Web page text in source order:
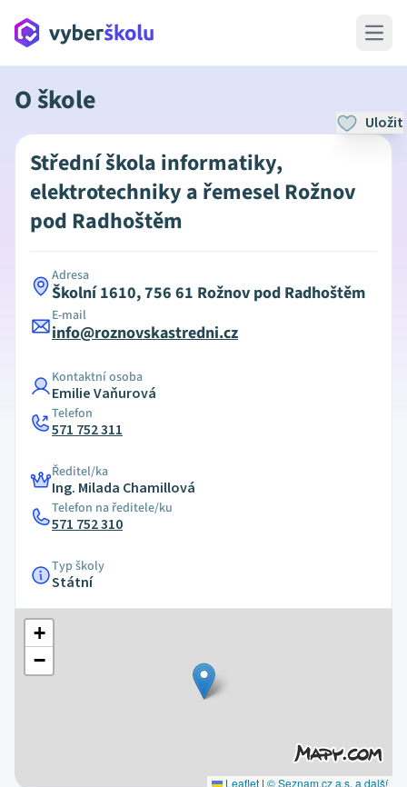
Open
O škole
Uložit
Střední škola informatiky,
elektrotechniky a řemesel Rožnov
pod Radhoštěm
Adresa
Školní 1610, 756 61 Rožnov pod Radhoštěm
E-mail
info@roznovskastredni.cz
Kontaktní osoba
Emilie Vaňurová
Telefon
571 752 311
Ředitel/ka
Ing. Milada Chamillová
Telefon na ředitele/ku
571 752 310
Typ školy
Státní
+
−
Leaflet | © Seznam.cz a.s. a další